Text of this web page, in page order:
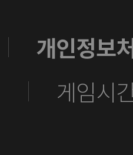
개인정보
게임시